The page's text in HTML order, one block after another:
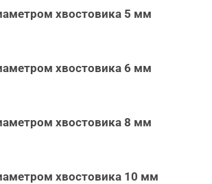
хвостовика 5 мм
хвостовика 6 мм
хвостовика 8 мм
хвостовика 10 мм